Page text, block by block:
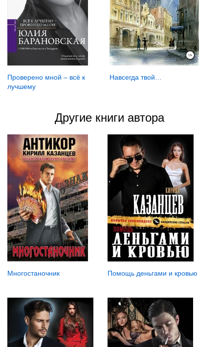
Проверено мной – всё к
лучшему
Навсегда твой…
Другие книги автора
Многостаночник Помощь деньгами и кровью